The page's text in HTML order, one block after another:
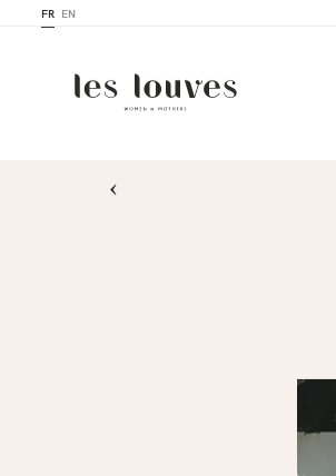
FR EN
›